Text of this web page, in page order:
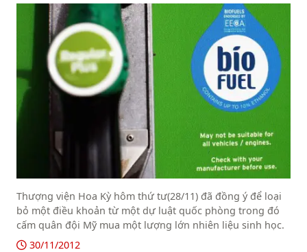
Thượng viện Hoa Kỳ hôm thứ tư(28/11) đã đồng ý để loại
bỏ một điều khoản từ một dự luật quốc phòng trong đó
cấm quân đội Mỹ mua một lượng lớn nhiên liệu sinh học.
30/11/2012